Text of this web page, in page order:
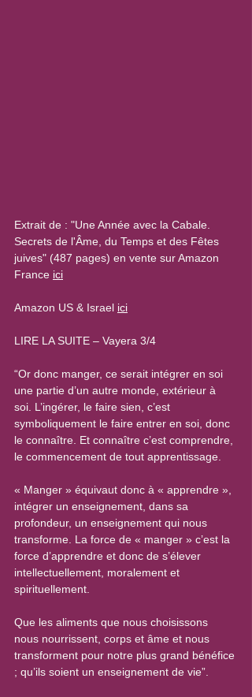
Extrait de : "Une Année avec la Cabale.
Secrets de l'Âme, du Temps et des Fêtes
juives" (487 pages) en vente sur Amazon
France ici
Amazon US & Israel ici
LIRE LA SUITE – Vayera 3/4
“Or donc manger, ce serait intégrer en soi
une partie d’un autre monde, extérieur à
soi. L’ingérer, le faire sien, c’est
symboliquement le faire entrer en soi, donc
le connaître. Et connaître c’est comprendre,
le commencement de tout apprentissage.
« Manger » équivaut donc à « apprendre »,
intégrer un enseignement, dans sa
profondeur, un enseignement qui nous
transforme. La force de « manger » c’est la
force d’apprendre et donc de s’élever
intellectuellement, moralement et
spirituellement.
Que les aliments que nous choisissons
nous nourrissent, corps et âme et nous
transforment pour notre plus grand bénéfice
; qu’ils soient un enseignement de vie”.